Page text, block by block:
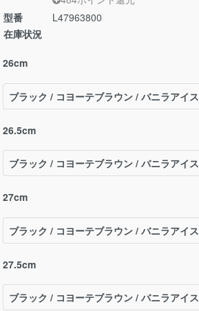
型番
L47963800
在庫状況
26cm
ブラック / コヨーテブラウン / バニラアイス
26.5cm
ブラック / コヨーテブラウン / バニラアイス
27cm
ブラック / コヨーテブラウン / バニラアイス
27.5cm
ブラック / コヨーテブラウン / バニラアイス